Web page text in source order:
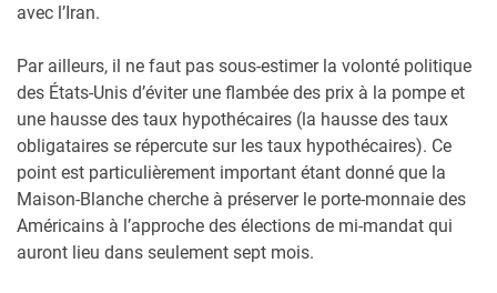
avec l’Iran.
Par ailleurs, il ne faut pas sous-estimer la volonté politique
des États-Unis d’éviter une flambée des prix à la pompe et
une hausse des taux hypothécaires (la hausse des taux
obligataires se répercute sur les taux hypothécaires). Ce
point est particulièrement important étant donné que la
Maison-Blanche cherche à préserver le porte-monnaie des
Américains à l’approche des élections de mi-mandat qui
auront lieu dans seulement sept mois.